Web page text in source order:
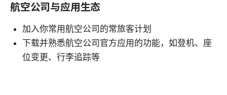
航空公司与应用生态
加入你常用航空公司的常旅客计划
下载并熟悉航空公司官方应用的功能，如登机、座
位变更、行李追踪等